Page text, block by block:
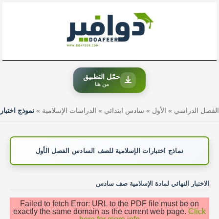
حمّل التطبيق
من هنا
الفصل الدراسي » الأول » سادس ابتدائي » الدراسات الإسلامية » نموذج اختبار
نماذج اختبارات الإسلامية للصف السادس الفصل الأول
الاختبار النهائي لمادة الإسلامية صف سادس
Failed to fetch Error: URL to the PDF file must be on
exactly the same domain as the current web page. Click